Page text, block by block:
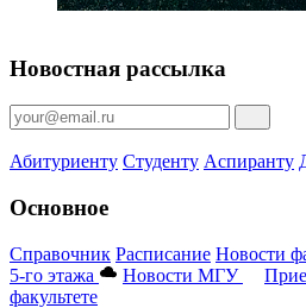
Новостная рассылка
Абитуриенту Студенту Аспиранту
Основное
Справочник Расписание Новости
5-го этажа
Новости МГУ
факультете